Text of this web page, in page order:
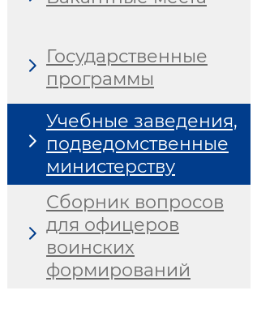
Государственные
программы
Учебные заведения,
подведомственные
министерству
Сборник вопросов
для офицеров
воинских
формирований